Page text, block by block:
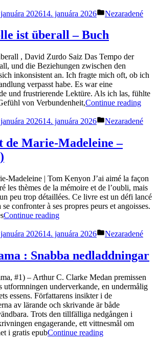
die
Sport
:
book“
202614. januára 2026
Posted
Nezaradené
ist überall – Buch
, David Zurdo Saiz Das Tempo der
und die Beziehungen zwischen den
inkonsistent an. Ich fragte mich oft, ob ich
verpasst habe. Es war eine
und frustrierende Lektüre. Als ich las, fühlte
von Verbundenheit,Continue reading„616
Die
202614. januára 2026
Posted
Nezaradené
de Marie-Madeleine –
Madeleine | Tom Kenyon J’ai aimé la façon
les thèmes de la mémoire et de l’oubli, mais
peu trop détaillées. Ce livre est un défi lancé
confronter à ses propres peurs et angoisses.
Continue reading„Le
de
Madeleine
–
PDF)“
202614. januára 2026
Posted
Nezaradené
: Snabba nedladdningar
#1) – Arthur C. Clarke Medan premissen
utformningen underverkande, en undermålig
essens. Författarens insikter i de
av lärande och skrivande är både
Trots den tillfälliga nedgången i
engagerande, ett vittnesmål om
i gratis epubContinue reading„Möte